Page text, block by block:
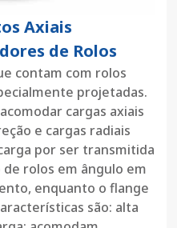
Axiais
de Rolos
contam com rolos
projetadas.
cargas axiais
e cargas radiais
por ser transmitida
rolos em ângulo em
enquanto o flange
são: alta